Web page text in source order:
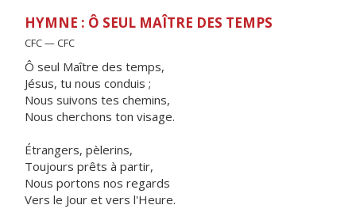
HYMNE : Ô SEUL MAÎTRE DES TEMPS
CFC — CFC
Ô seul Maître des temps,
Jésus, tu nous conduis ;
Nous suivons tes chemins,
Nous cherchons ton visage.
Étrangers, pèlerins,
Toujours prêts à partir,
Nous portons nos regards
Vers le Jour et vers l'Heure.